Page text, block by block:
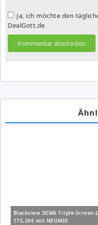
Ja, ich möchte den
DealGott.de
Blackview DCM6 Triple-
175,20€ mit NEUMIX